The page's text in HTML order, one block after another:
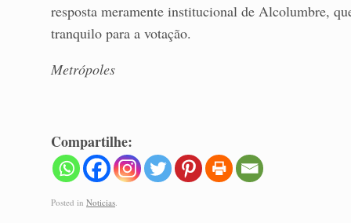
resposta meramente institucional de Alcolumbre,
tranquilo para a votação.
Metrópoles
Compartilhe:
Posted in Noticias.